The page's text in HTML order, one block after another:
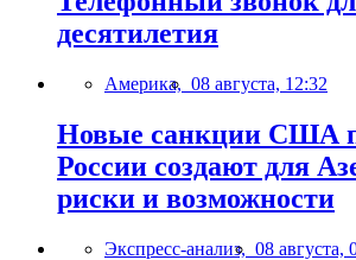
десятилетия
Америка, 08 августа, 12:32
Новые санкции США
России создают для
риски и возможности
Экспресс-анализ, 08 августа,